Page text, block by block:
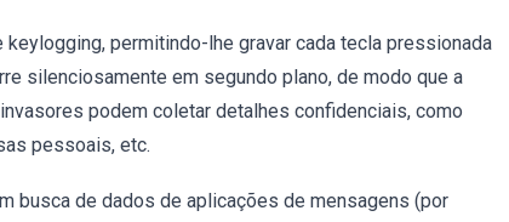
permitindo-lhe gravar cada tecla pressionada
silenciosamente em segundo plano, de modo que a
podem coletar detalhes confidenciais, como
pessoais, etc.
busca de dados de aplicações de mensagens (por